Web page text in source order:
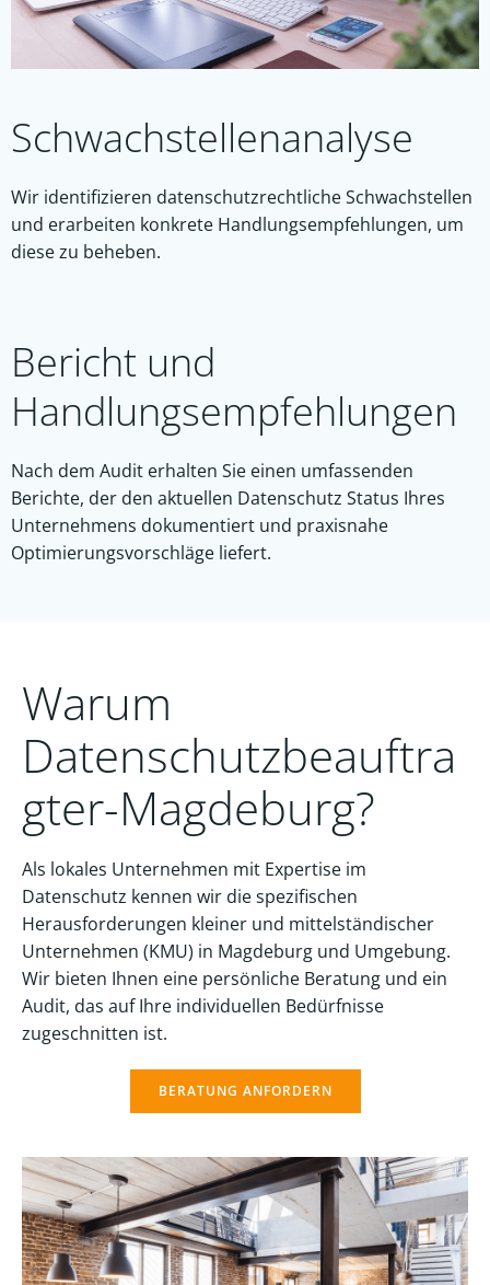
Schwachstellenanalyse
Wir identifizieren datenschutzrechtliche Schwachstellen
und erarbeiten konkrete Handlungsempfehlungen, um
diese zu beheben.
Bericht und
Handlungsempfehlungen
Nach dem Audit erhalten Sie einen umfassenden
Berichte, der den aktuellen Datenschutz Status Ihres
Unternehmens dokumentiert und praxisnahe
Optimierungsvorschläge liefert.
Warum
Datenschutzbeauftra
gter-Magdeburg?
Als lokales Unternehmen mit Expertise im
Datenschutz kennen wir die spezifischen
Herausforderungen kleiner und mittelständischer
Unternehmen (KMU) in Magdeburg und Umgebung.
Wir bieten Ihnen eine persönliche Beratung und ein
Audit, das auf Ihre individuellen Bedürfnisse
zugeschnitten ist.
BERATUNG ANFORDERN